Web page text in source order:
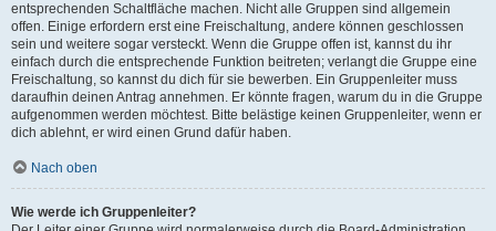
entsprechenden Schaltfläche machen. Nicht alle Gruppen sind allgemein
offen. Einige erfordern erst eine Freischaltung, andere können geschlossen
sein und weitere sogar versteckt. Wenn die Gruppe offen ist, kannst du ihr
einfach durch die entsprechende Funktion beitreten; verlangt die Gruppe eine
Freischaltung, so kannst du dich für sie bewerben. Ein Gruppenleiter muss
daraufhin deinen Antrag annehmen. Er könnte fragen, warum du in die Gruppe
aufgenommen werden möchtest. Bitte belästige keinen Gruppenleiter, wenn er
dich ablehnt, er wird einen Grund dafür haben.
Nach oben
Wie werde ich Gruppenleiter?